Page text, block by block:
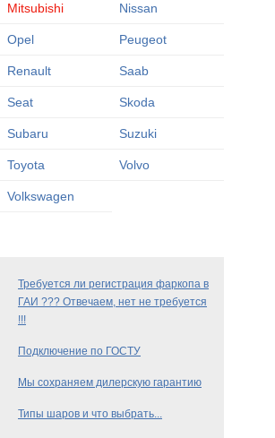
Mitsubishi Nissan
Opel Peugeot
Renault Saab
Seat Skoda
Subaru Suzuki
Toyota Volvo
Volkswagen
Требуется ли регистрация фаркопа в
ГАИ ??? Отвечаем, нет не требуется
!!!
Подключение по ГОСТУ
Мы сохраняем дилерскую гарантию
Типы шаров и что выбрать...